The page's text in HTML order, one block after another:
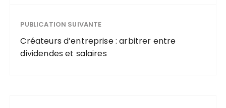
PUBLICATION SUIVANTE
Créateurs d’entreprise : arbitrer entre
dividendes et salaires